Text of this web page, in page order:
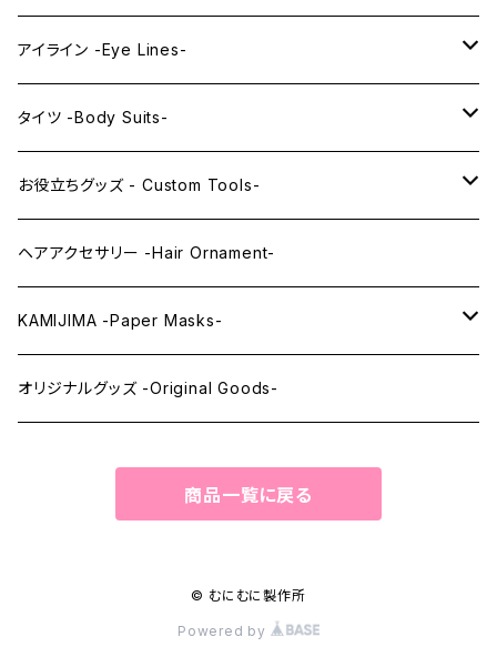
PRINCESS series
KAWAII Little series
ミドル -Middle-
レンズアイ -Lens Eyes-
レンズアイ
レンズアイEX
クリスタルアイ -Crystal Eyes-
アイライン -Eye Lines-
アイラインステッカー -Eye Line Stickers-
まゆ毛 -Eyebrows-
まつ毛 -Eyelash-
タイツ -Body Suits-
全身タイツ -Full Body Suits-
上半身タイツ -Upper Body Suits-
お役立ちグッズ - Custom Tools-
カスタム用品 -Custom Tools-
ウィッグメンテナンス -Wig Maintenance-
ヘアアクセサリー -Hair Ornament-
KAMIJIMA -Paper Masks-
ペーパーマスク -Paper Masks-
オリジナルグッズ -Original Goods-
商品一覧に戻る
© むにむに製作所
Powered by